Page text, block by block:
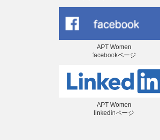
APT Women
facebookページ
APT Women
linkedinページ